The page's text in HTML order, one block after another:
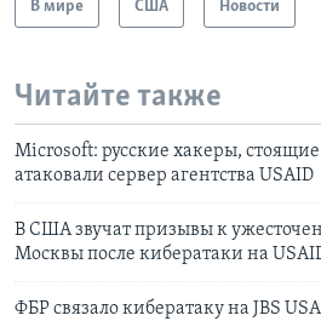
В мире США Новости
Читайте также
Microsoft: русские хакеры,
атаковали сервер агентства USAID
В США звучат призывы к
Москвы после кибератаки на
ФБР связало кибератаку на JBS